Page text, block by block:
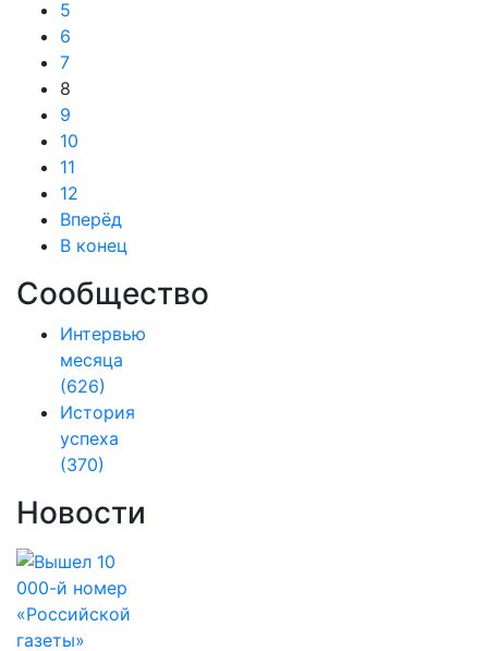
5
6
7
8
9
10
11
12
Вперёд
В конец
Сообщество
Интервью
месяца
(626)
История
успеха
(370)
Новости